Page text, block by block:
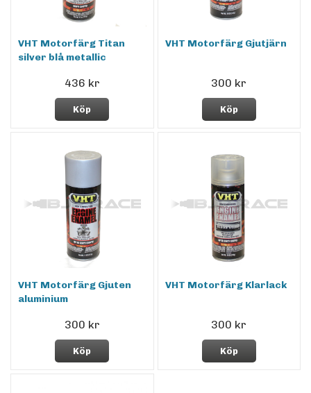
VHT Motorfärg Titan
silver blå metallic
436 kr
Köp
VHT Motorfärg Gjutjärn
300 kr
Köp
VHT Motorfärg Gjuten
aluminium
300 kr
Köp
VHT Motorfärg Klarlack
300 kr
Köp